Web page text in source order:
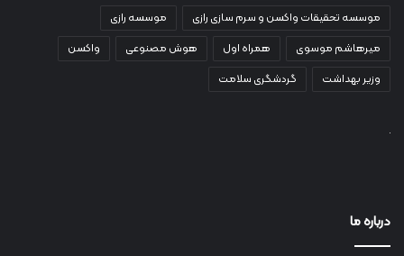
موسسه تحقیقات واکسن و سرم سازی رازی
موسسه رازی
میرهاشم موسوی
همراه اول هوش مصنوعی
واکسن
وزیر بهداشت
گردشگری سلامت
درباره ما